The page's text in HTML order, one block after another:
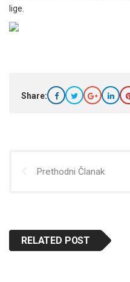
lige.
Share:
Prethodni Članak
RELATED POST